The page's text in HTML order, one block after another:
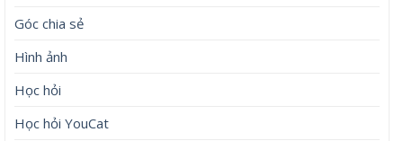
Góc chia sẻ
Hình ảnh
Học hỏi
Học hỏi YouCat